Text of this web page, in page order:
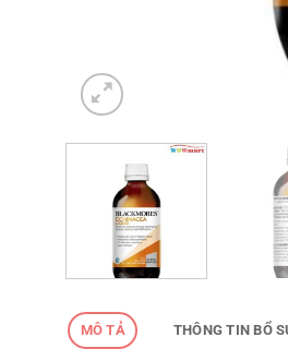
MÔ TẢ THÔNG TIN BỔ